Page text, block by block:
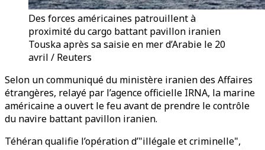
Des forces américaines patrouillent à
proximité du cargo battant pavillon iranien
Touska après sa saisie en mer d’Arabie le 20
avril / Reuters
Selon un communiqué du ministère iranien des Affaires
étrangères, relayé par l’agence officielle IRNA, la marine
américaine a ouvert le feu avant de prendre le contrôle
du navire battant pavillon iranien.
Téhéran qualifie l’opération d’"illégale et criminelle",